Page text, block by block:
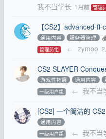
我不当学长 1月前 管理
【CS2】advanced-
通用内容
服务器管理
管理员组 ← zymoo
CS2 SLAYER
游戏性拓展
通用内容
一级用户组 ← 我不当
[CS2] 一个简洁的
通用内容
一级用户组 ← 我不当